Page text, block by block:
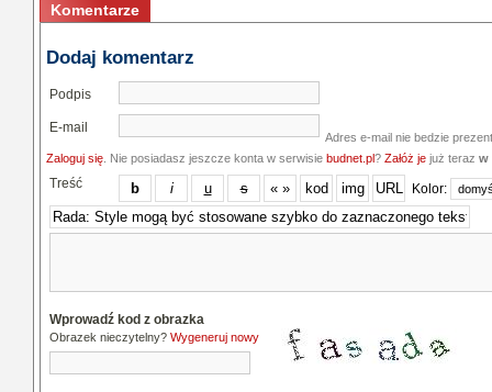
Komentarze
Dodaj komentarz
Podpis
E-mail
Adres e-mail nie bedzie
Zaloguj się . Nie posiadasz jeszcze konta w serwisie budnet.pl? Załóż je już teraz w
Treść Kolor:
Wprowadź kod z obrazka
Obrazek nieczytelny? Wygeneruj nowy